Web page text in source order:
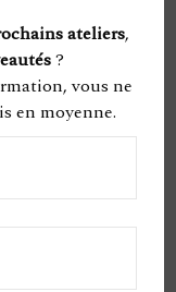
société
La
ainsi
».
ateliers,
?
vous ne
en moyenne.